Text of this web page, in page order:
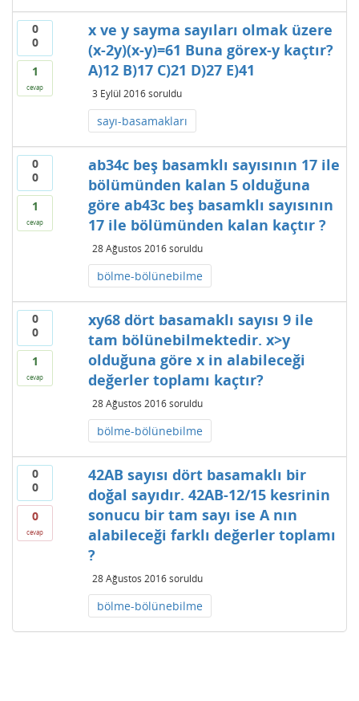
0
0
1
cevap
x ve y sayma sayıları olmak üzere
(x-2y)(x-y)=61 Buna görex-y kaçtır?
A)12 B)17 C)21 D)27 E)41
3 Eylül 2016 soruldu
sayı-basamakları
0
0
1
cevap
ab34c beş basamklı sayısının 17 ile
bölümünden kalan 5 olduğuna
göre ab43c beş basamklı sayısının
17 ile bölümünden kalan kaçtır ?
28 Ağustos 2016 soruldu
bölme-bölünebilme
0
0
1
cevap
xy68 dört basamaklı sayısı 9 ile
tam bölünebilmektedir. x>y
olduğuna göre x in alabileceği
değerler toplamı kaçtır?
28 Ağustos 2016 soruldu
bölme-bölünebilme
0
0
0
cevap
42AB sayısı dört basamaklı bir
doğal sayıdır. 42AB-12/15 kesrinin
sonucu bir tam sayı ise A nın
alabileceği farklı değerler toplamı
?
28 Ağustos 2016 soruldu
bölme-bölünebilme